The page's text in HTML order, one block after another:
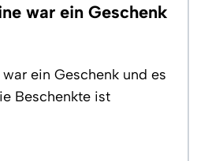
war ein Geschenk
ein Geschenk und es
Beschenkte ist